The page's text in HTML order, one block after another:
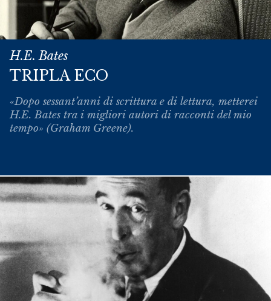
H.E. Bates
TRIPLA ECO
«Dopo sessant’anni di scrittura e di lettura, metterei
H.E. Bates tra i migliori autori di racconti del mio
tempo» (Graham Greene).